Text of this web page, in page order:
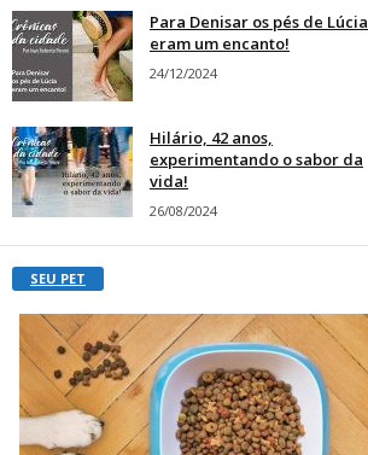
Para Denisar os pés de Lúcia
eram um encanto!
24/12/2024
Hilário, 42 anos,
experimentando o sabor da
vida!
26/08/2024
SEU PET